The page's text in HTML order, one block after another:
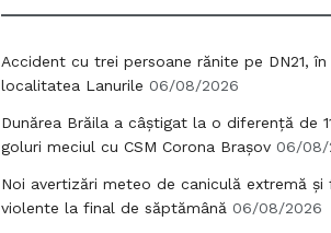
Accident cu trei persoane rănite pe DN21, în
localitatea Lanurile 06/08/2026
Dunărea Brăila a câștigat la o diferență de
goluri meciul cu CSM Corona Brașov 06/08/
Noi avertizări meteo de caniculă extremă și
violente la final de săptămână 06/08/2026